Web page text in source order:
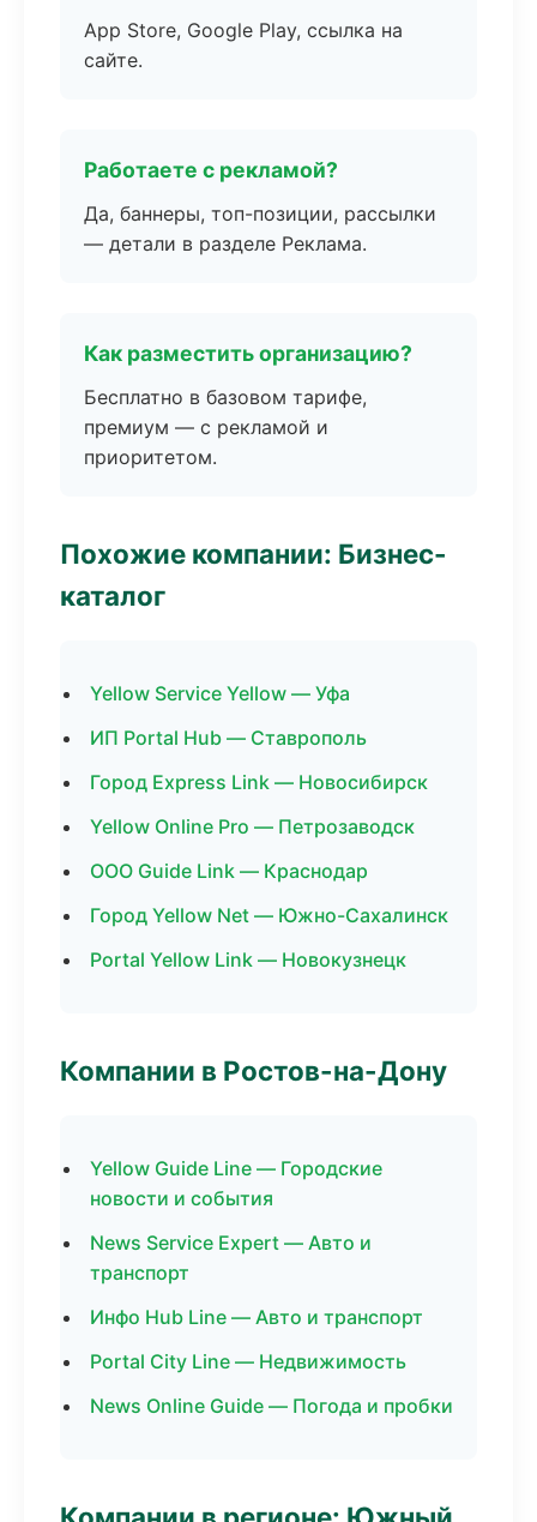
App Store, Google Play, ссылка на
сайте.
Работаете с рекламой?
Да, баннеры, топ-позиции, рассылки
— детали в разделе Реклама.
Как разместить организацию?
Бесплатно в базовом тарифе,
премиум — с рекламой и
приоритетом.
Похожие компании: Бизнес-
каталог
Yellow Service Yellow — Уфа
ИП Portal Hub — Ставрополь
Город Express Link — Новосибирск
Yellow Online Pro — Петрозаводск
ООО Guide Link — Краснодар
Город Yellow Net — Южно-Сахалинск
Portal Yellow Link — Новокузнецк
Компании в Ростов-на-Дону
Yellow Guide Line — Городские
новости и события
News Service Expert — Авто и
транспорт
Инфо Hub Line — Авто и транспорт
Portal City Line — Недвижимость
News Online Guide — Погода и пробки